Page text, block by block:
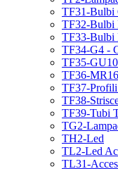
TF31-Bulbi
TF32-Bulbi
TF33-Bulbi
TF34-G4 -
TF35-
TF36-
TF37-
TF38-
TF39-Tubi
TG2-
TH2-Led
TL2-Led
TL31-